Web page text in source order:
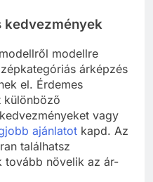
kedvezmények
modellre
árképzés
el. Érdemes
különböző
vagy
ajánlatot kapd. Az
találhatsz
tovább növelik az ár-